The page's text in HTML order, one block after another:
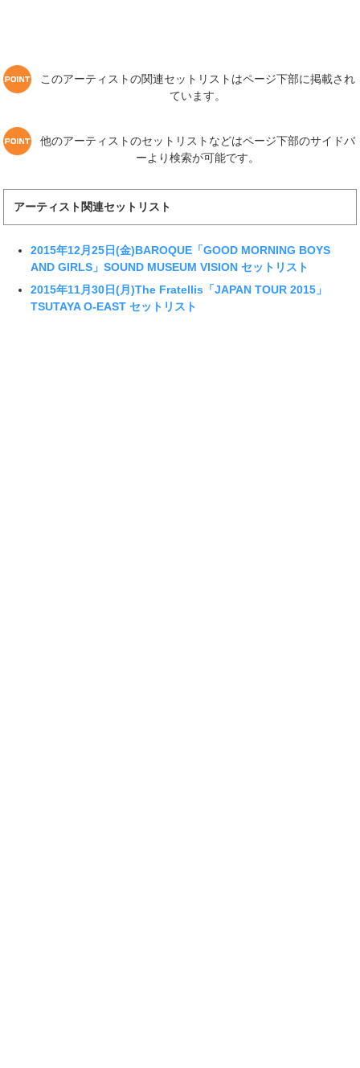
このアーティストの関連セットリストはページ下部に掲載され
ています。
他のアーティストのセットリストなどはページ下部のサイドバ
ーより検索が可能です。
アーティスト関連セットリスト
2015年12月25日(金)BAROQUE「GOOD MORNING BOYS
AND GIRLS」SOUND MUSEUM VISION セットリスト
2015年11月30日(月)The Fratellis「JAPAN TOUR 2015」
TSUTAYA O-EAST セットリスト